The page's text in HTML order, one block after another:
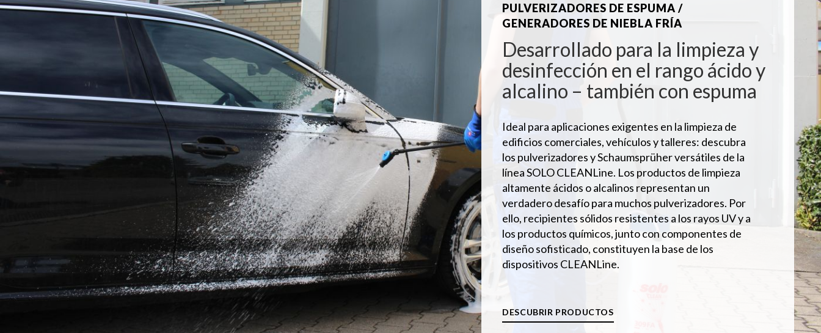
PULVERIZADORES DE ESPUMA /
GENERADORES DE NIEBLA FRÍA
Desarrollado para la limpieza y
desinfección en el rango ácido y
alcalino – también con espuma
Ideal para aplicaciones exigentes en la limpieza de
edificios comerciales, vehículos y talleres: descubra
los pulverizadores y Schaumsprüher versátiles de la
línea SOLO CLEANLine. Los productos de limpieza
altamente ácidos o alcalinos representan un
verdadero desafío para muchos pulverizadores. Por
ello, recipientes sólidos resistentes a los rayos UV y a
los productos químicos, junto con componentes de
diseño sofisticado, constituyen la base de los
dispositivos CLEANLine.
DESCUBRIR PRODUCTOS